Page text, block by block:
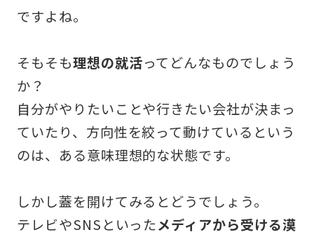
ですよね。
そもそも理想の就活ってどんなものでしょう
か？
自分がやりたいことや行きたい会社が決まっ
ていたり、方向性を絞って動けているという
のは、ある意味理想的な状態です。
しかし蓋を開けてみるとどうでしょう。
テレビやSNSといったメディアから受ける漠